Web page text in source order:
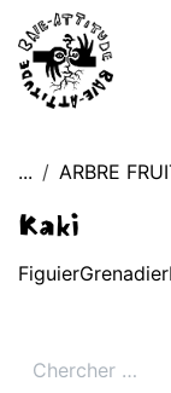
Se rendre au
... ARBRE
Kaki
FiguierGrenadier